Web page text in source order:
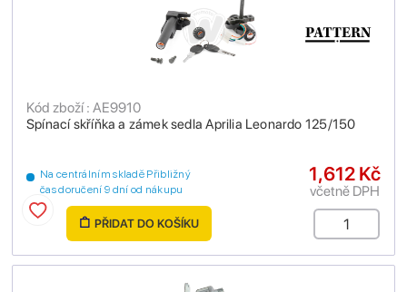
Spínací skříňka a zámek sedla Aprilia Leonardo 125/150
Kód zboží : AE9910
Na centrálním skladě Přibližný
čas doručení 9 dní od nákupu
1,612 Kč
včetně DPH
PŘIDAT DO KOŠÍKU